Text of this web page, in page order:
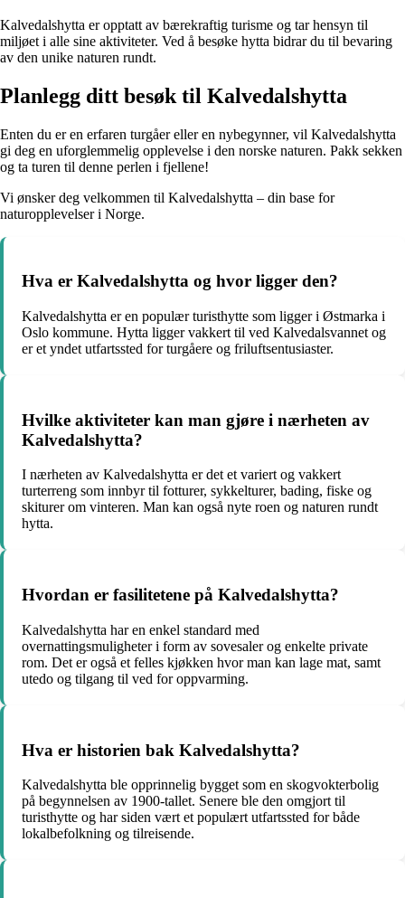
Kalvedalshytta er opptatt av bærekraftig turisme og tar hensyn til
miljøet i alle sine aktiviteter. Ved å besøke hytta bidrar du til bevaring
av den unike naturen rundt.
Planlegg ditt besøk til Kalvedalshytta
Enten du er en erfaren turgåer eller en nybegynner, vil Kalvedalshytta
gi deg en uforglemmelig opplevelse i den norske naturen. Pakk sekken
og ta turen til denne perlen i fjellene!
Vi ønsker deg velkommen til Kalvedalshytta – din base for
naturopplevelser i Norge.
Hva er Kalvedalshytta og hvor ligger den?
Kalvedalshytta er en populær turisthytte som ligger i Østmarka i
Oslo kommune. Hytta ligger vakkert til ved Kalvedalsvannet og
er et yndet utfartssted for turgåere og friluftsentusiaster.
Hvilke aktiviteter kan man gjøre i nærheten av
Kalvedalshytta?
I nærheten av Kalvedalshytta er det et variert og vakkert
turterreng som innbyr til fotturer, sykkelturer, bading, fiske og
skiturer om vinteren. Man kan også nyte roen og naturen rundt
hytta.
Hvordan er fasilitetene på Kalvedalshytta?
Kalvedalshytta har en enkel standard med
overnattingsmuligheter i form av sovesaler og enkelte private
rom. Det er også et felles kjøkken hvor man kan lage mat, samt
utedo og tilgang til ved for oppvarming.
Hva er historien bak Kalvedalshytta?
Kalvedalshytta ble opprinnelig bygget som en skogvokterbolig
på begynnelsen av 1900-tallet. Senere ble den omgjort til
turisthytte og har siden vært et populært utfartssted for både
lokalbefolkning og tilreisende.